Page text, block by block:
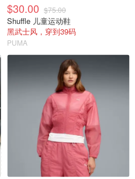
$30.00 $75.00
Shuffle 儿童运动鞋
黑武士风，穿到39码
PUMA